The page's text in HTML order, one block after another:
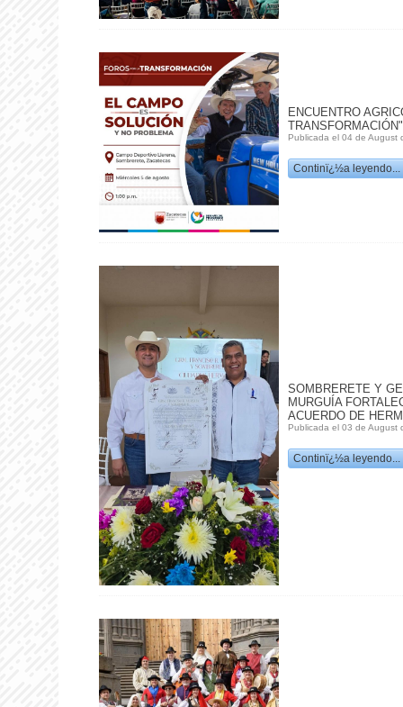
ENCUENTRO
TRANSFORMACIÓN"
Publicada el 04 de August
Continï¿½a leyendo...
SOMBRERETE Y
MURGUÍA
ACUERDO DE
Publicada el 03 de August
Continï¿½a leyendo...